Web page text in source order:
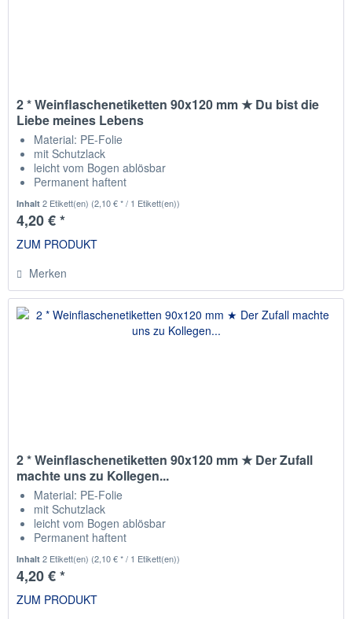
2 * Weinflaschenetiketten 90x120 mm ★ Du bist die
Liebe meines Lebens
Material: PE-Folie
mit Schutzlack
leicht vom Bogen ablösbar
Permanent haftent
Inhalt2 Etikett(en) (2,10 € * / 1 Etikett(en))
4,20 € *
ZUM PRODUKT
Merken
2 * Weinflaschenetiketten 90x120 mm ★ Der Zufall
machte uns zu Kollegen...
Material: PE-Folie
mit Schutzlack
leicht vom Bogen ablösbar
Permanent haftent
Inhalt2 Etikett(en) (2,10 € * / 1 Etikett(en))
4,20 € *
ZUM PRODUKT